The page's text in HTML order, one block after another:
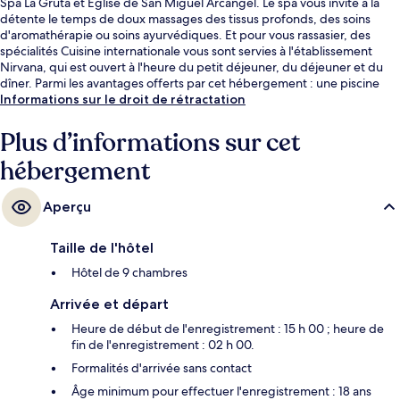
détente le temps de doux massages des tissus profonds, des soins
d'aromathérapie ou soins ayurvédiques. Et pour vous rassasier, des
spécialités Cuisine internationale vous sont servies à l'établissement
Nirvana, qui est ouvert à l'heure du petit déjeuner, du déjeuner et du
dîner. Parmi les avantages offerts par cet hébergement : une piscine
extérieure, une terrasse et un jardin.
Informations sur le droit de rétractation
Plus d’informations sur cet
hébergement
Aperçu
Taille de l'hôtel
Hôtel de 9 chambres
Arrivée et départ
Heure de début de l'enregistrement : 15 h 00 ; heure de
fin de l'enregistrement : 02 h 00.
Formalités d'arrivée sans contact
Âge minimum pour effectuer l'enregistrement : 18 ans